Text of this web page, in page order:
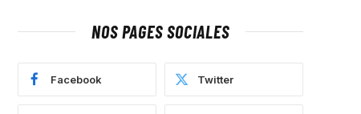
NOS PAGES SOCIALES
Facebook Twitter